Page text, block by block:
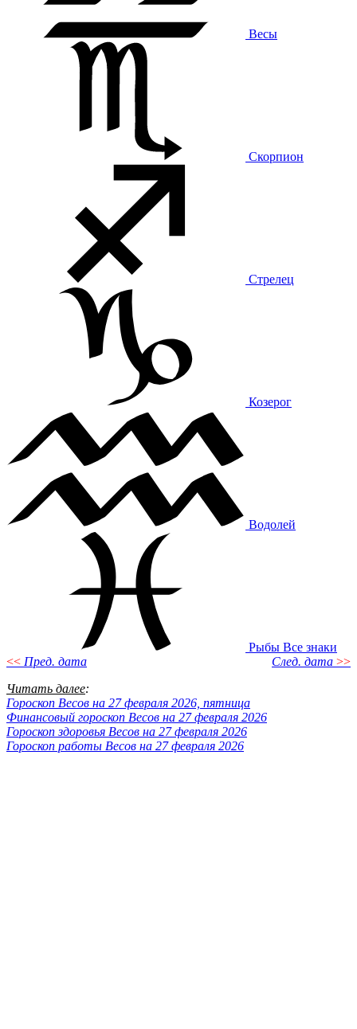
Весы
Скорпион
Стрелец
Козерог
Водолей
Рыбы Все знаки
<< Пред. дата След. дата >>
Читать далее:
Гороскоп Весов на 27 февраля 2026, пятница
Финансовый гороскоп Весов на 27 февраля 2026
Гороскоп здоровья Весов на 27 февраля 2026
Гороскоп работы Весов на 27 февраля 2026